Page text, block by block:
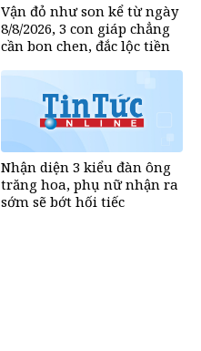
Vận đỏ như son kể từ ngày
8/8/2026, 3 con giáp chẳng
cần bon chen, đắc lộc tiền
hương đổi đời
Nhận diện 3 kiểu đàn ông
trăng hoa, phụ nữ nhận ra
sớm sẽ bớt hối tiếc